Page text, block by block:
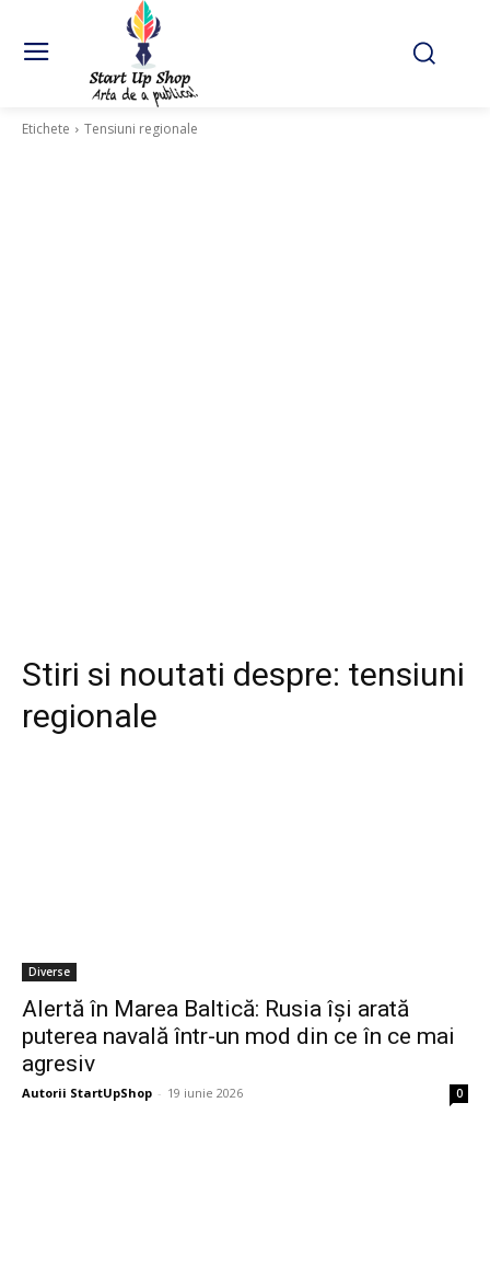
Etichete Tensiuni regionale
Stiri si noutati despre: tensiuni
regionale
Diverse
Alertă în Marea Baltică: Rusia își arată
puterea navală într-un mod din ce în ce mai
agresiv
Autorii StartUpShop - 19 iunie 2026 0